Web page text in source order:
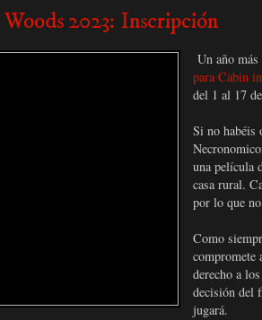
2023: Inscripción
Un año
para Cabin
del 1 al 17
Si no habéis
una película
casa rural.
por lo que
Como
compromete
derecho a
decisión del
jugará.